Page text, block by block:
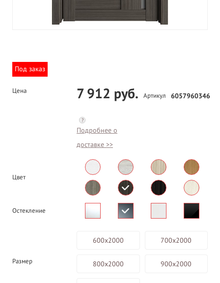
Под заказ
Цена 7 912 руб.
?
Подробнее о
доставке >>
Артикул 6057960346
Цвет
Остекление
Размер
600х2000 700х2000
800х2000 900х2000